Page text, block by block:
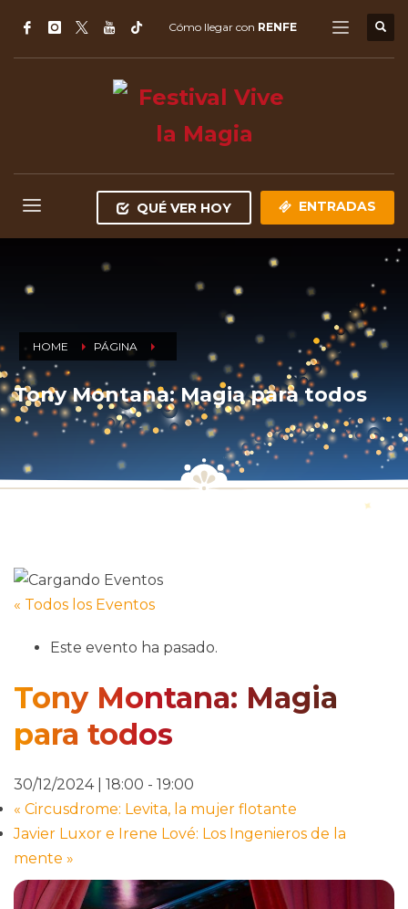
Cómo llegar con RENFE
QUÉ VER HOY ENTRADAS
HOME PÁGINA
Tony Montana: Magia para todos
« Todos los Eventos
Este evento ha pasado.
Tony Montana: Magia
para todos
30/12/2024 | 18:00 - 19:00
« Circusdrome: Levita, la mujer flotante
Javier Luxor e Irene Lové: Los Ingenieros de la
mente »